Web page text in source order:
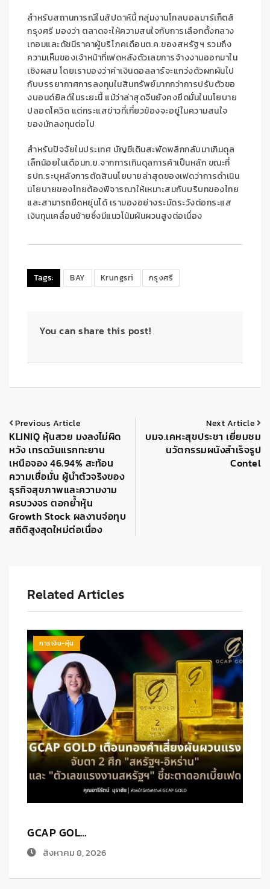
สำหรับสถานการณ์ในสัปดาห์นี้กลุ่มงานโกลบอลมาร์เก็ตส์
กรุงศรี มองว่า ตลาดจะให้ความสนใจกับการเลือกตั้งกลาง
เทอมและดัชนีราคาผู้บริโภคเดือนต.ค.ของสหรัฐฯ รวมถึง
ความเห็นของเจ้าหน้าที่เฟดหลังตัวเลขการจ้างงานออกมาใน
เชิงผสม โดยเรามองว่าค่าเงินดอลลาร์จะแกว่งตัวผกผันไป
กับบรรยากาศการลงทุนในสินทรัพย์มากกว่าการปรับตัวขอ
งบอนด์ยิลด์ในระยะนี้ แม้ว่าล่าสุดจีนยังคงยึดมั่นในนโยบาย
ปลอดโควิด แต่กระแสข่าวที่เกี่ยวข้องจะอยู่ในความสนใจ
ของนักลงทุนต่อไป
สำหรับปัจจัยในประเทศ บัญชีเดินสะพัดพลิกกลับมาเกินดุล
เล็กน้อยในเดือนก.ย.จากการเกินดุลการค้าเป็นหลัก ขณะที่
ธปท.ระบุหลังการตัดสินนโยบายล่าสุดของเฟดว่าการดำเนิน
นโยบายของไทยต้องพิจารณาให้เหมาะสมกับบริบทของไทย
และสามารถยืดหยุ่นได้ เรามองอย่างระมัดระวังต่อกระแส
เงินทุนเคลื่อนย้ายซึ่งมีแนวโน้มผันผวนสูงต่อเนื่อง
Tags: BAY Krungsri กรุงศรี
You can share this post!
Previous Article
KLINIQ หุ้นสวย มงลงไม่ผิด
หวัง เทรดวันแรกทะยาน
เหนือจอง 46.94% สะท้อน
ความเชื่อมั่น ผู้นำตัวจริงของ
ธุรกิจสุขภาพและความงาม
ครบวงจร ตอกย้ำหุ้น
Growth Stock ผลงานจ่อทุบ
สถิติสูงสุดใหม่ต่อเนื่อง
Next Article
บมจ.เคหะสุขประชา เยี่ยมชม
นวัตกรรมผนังสำเร็จรูป
Contel
Related Articles
การเงิน-หุ้น
ก.ล.ต. เ…
สิงหาคม 7, 2026